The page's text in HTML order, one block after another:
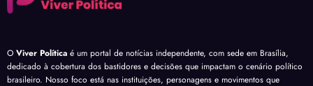
O Viver Política é um portal de notícias independente, com sede em Brasília,
dedicado à cobertura dos bastidores e decisões que impactam o cenário político
brasileiro. Nosso foco está nas instituições, personagens e movimentos que